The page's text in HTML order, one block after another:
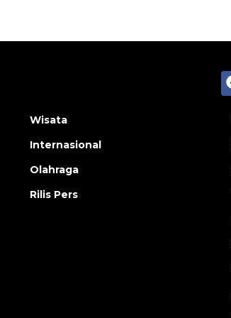
Wisata
Internasional
Olahraga
Rilis Pers